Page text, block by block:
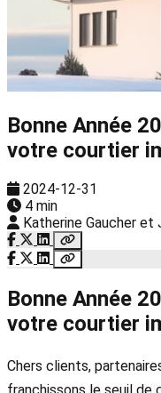
Bonne Année
votre courtier
2024-12-31
4 min
Katherine Gaucher et
Bonne Année
votre courtier
Chers clients,
franchissons le seuil